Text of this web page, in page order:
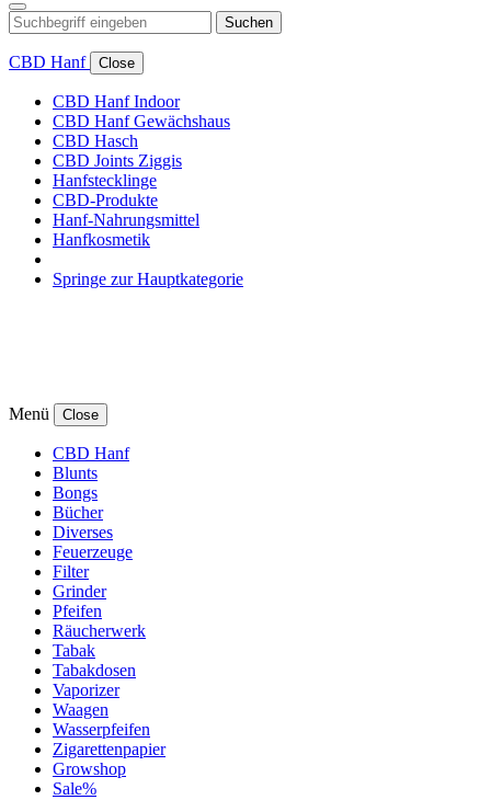
Suchen
CBD Hanf Close
CBD Hanf Indoor
CBD Hanf Gewächshaus
CBD Hasch
CBD Joints Ziggis
Hanfstecklinge
CBD-Produkte
Hanf-Nahrungsmittel
Hanfkosmetik
Springe zur Hauptkategorie
Menü Close
CBD Hanf
Blunts
Bongs
Bücher
Diverses
Feuerzeuge
Filter
Grinder
Pfeifen
Räucherwerk
Tabak
Tabakdosen
Vaporizer
Waagen
Wasserpfeifen
Zigarettenpapier
Growshop
Sale%